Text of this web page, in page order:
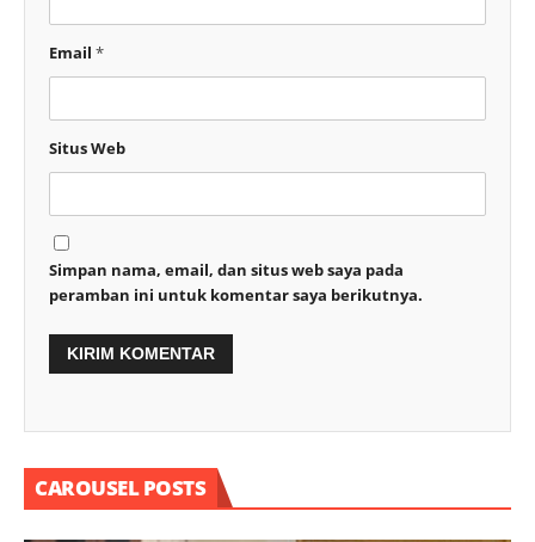
Email *
Situs Web
Simpan nama, email, dan situs web saya pada
peramban ini untuk komentar saya berikutnya.
CAROUSEL POSTS